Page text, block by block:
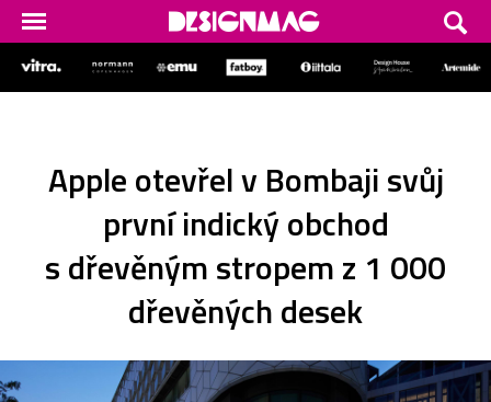
Apple otevřel v Bombaji svůj
první indický obchod
s dřevěným stropem z 1 000
dřevěných desek